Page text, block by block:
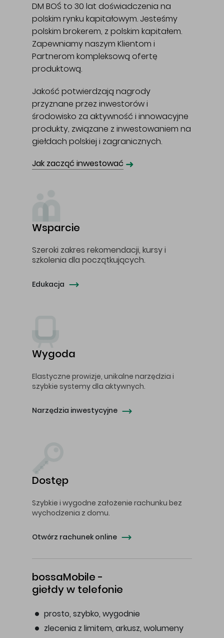
DM BOŚ to 30 lat doświadczenia na
polskim rynku kapitałowym. Jesteśmy
polskim brokerem, z polskim kapitałem.
Zapewniamy naszym Klientom i
Partnerom kompleksową ofertę
produktową.
Jakość potwierdzają nagrody
przyznane przez inwestorów i
środowisko za aktywność i innowacyjne
produkty, związane z inwestowaniem na
giełdach polskiej i zagranicznych.
Jak zacząć inwestować ➜
Wsparcie
Szeroki zakres rekomendacji, kursy i
szkolenia dla początkujących.
Edukacja
Wygoda
Elastyczne prowizje, unikalne narzędzia i
szybkie systemy dla aktywnych.
Narzędzia inwestycyjne
Dostęp
Szybkie i wygodne założenie rachunku bez
wychodzenia z domu.
Otwórz rachunek online
bossaMobile -
giełdy w telefonie
prosto, szybko, wygodnie
zlecenia z limitem, arkusz, wolumeny